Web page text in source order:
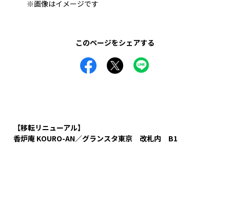
※画像はイメージです
このページをシェアする
【移転リニューアル】
香炉庵 KOURO-AN／グランスタ東京 改札内 B1